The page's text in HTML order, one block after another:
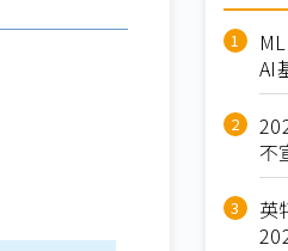
AI
不
英